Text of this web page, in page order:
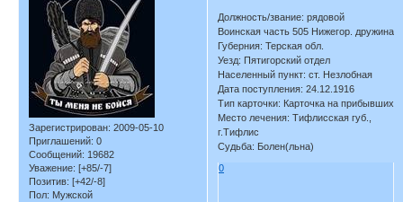
Зарегистрирован: 2009-05-10
Приглашений: 0
Сообщений: 19682
Уважение: [+85/-7]
Позитив: [+42/-8]
Пол: Мужской
Должность/звание: рядовой
Воинская часть 505 Нижегор. дружина
Губерния: Терская обл.
Уезд: Пятигорский отдел
Населенный пункт: ст. Незлобная
Дата поступления: 24.12.1916
Тип карточки: Карточка на прибывших
Место лечения: Тифлисская губ.,
г.Тифлис
Судьба: Болен(льна)
0